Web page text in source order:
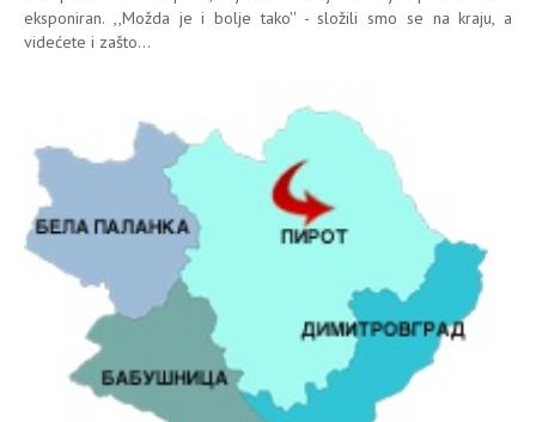
eksponiran. ,,Možda je i bolje tako'' - složili smo se na kraju, a
videćete i zašto...